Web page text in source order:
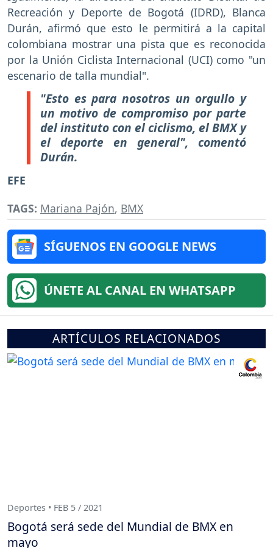
Recreación y Deporte de Bogotá (IDRD), Blanca
Durán, afirmó que esto le permitirá a la capital
colombiana mostrar una pista que es reconocida
por la Unión Ciclista Internacional (UCI) como "un
escenario de talla mundial".
"Esto es para nosotros un orgullo y
un motivo de compromiso por parte
del instituto con el ciclismo, el BMX y
el deporte en general", comentó
Durán.
EFE
TAGS: Mariana Pajón, BMX
SÍGUENOS EN GOOGLE NEWS
ÚNETE AL CANAL EN WHATSAPP
ARTÍCULOS RELACIONADOS
Deportes • FEB 5 / 2021
Bogotá será sede del Mundial de BMX en
mayo